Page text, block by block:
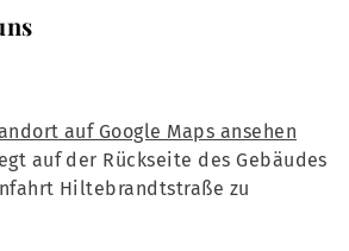
auf Google Maps ansehen
auf der Rückseite des Gebäudes
Hiltebrandtstraße zu